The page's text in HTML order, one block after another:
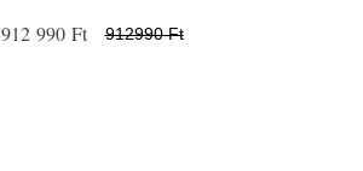
912 990 Ft 912990 Ft